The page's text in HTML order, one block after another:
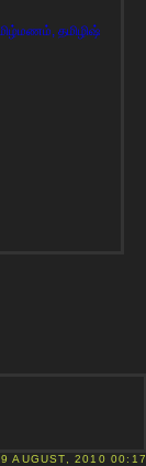
தமிழிஷ்
AUGUST, 2010 00:17